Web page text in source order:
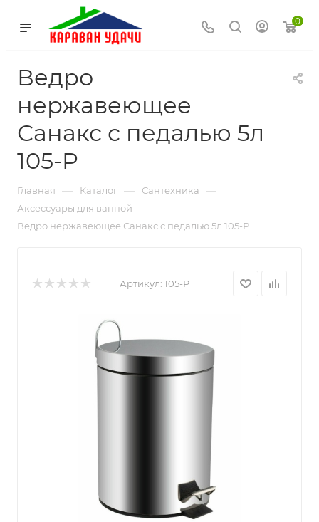
0
Ведро
нержавеющее
Санакс с педалью 5л
105-P
Главная — Каталог — Сантехника —
Аксессуары для ванной —
Ведро нержавеющее Санакс с педалью 5л 105-P
Артикул: 105-P